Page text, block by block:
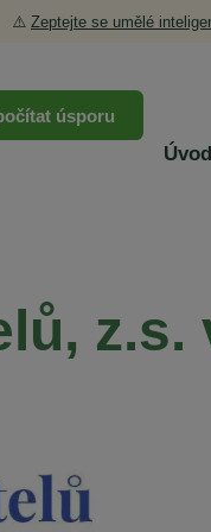
⚠️ Zeptejte se umělé
úsporu
Úvod